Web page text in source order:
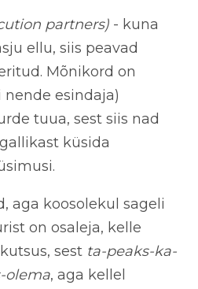
partners) - kuna
ellu, siis peavad
Mõnikord on
nende esindaja)
tuua, sest siis nad
küsida
aga koosolekul sageli
on osaleja, kelle
sest ta-peaks-ka-
olema, aga kellel